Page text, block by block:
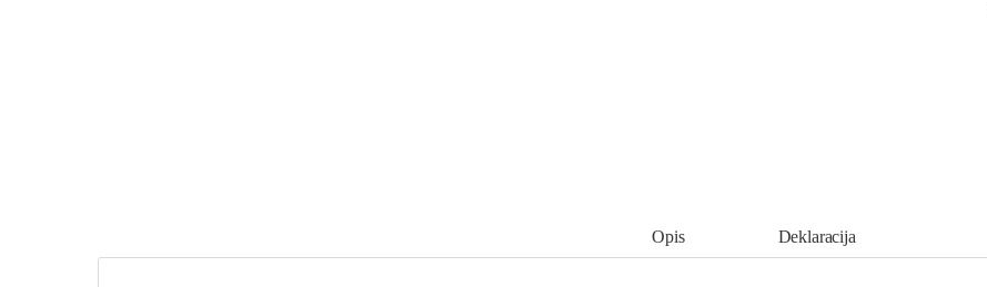
Opis Deklaracija